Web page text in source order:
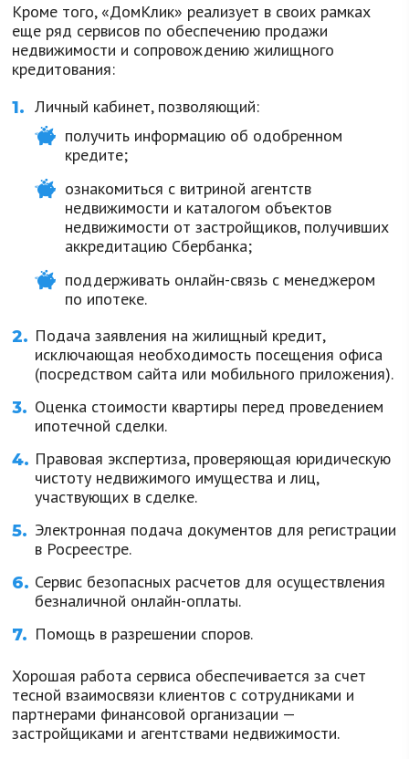
Кроме того, «ДомКлик» реализует в своих рамках
еще ряд сервисов по обеспечению продажи
недвижимости и сопровождению жилищного
кредитования:
Личный кабинет, позволяющий:
получить информацию об одобренном
кредите;
ознакомиться с витриной агентств
недвижимости и каталогом объектов
недвижимости от застройщиков, получивших
аккредитацию Сбербанка;
поддерживать онлайн-связь с менеджером
по ипотеке.
Подача заявления на жилищный кредит,
исключающая необходимость посещения офиса
(посредством сайта или мобильного приложения).
Оценка стоимости квартиры перед проведением
ипотечной сделки.
Правовая экспертиза, проверяющая юридическую
чистоту недвижимого имущества и лиц,
участвующих в сделке.
Электронная подача документов для регистрации
в Росреестре.
Сервис безопасных расчетов для осуществления
безналичной онлайн-оплаты.
Помощь в разрешении споров.
Хорошая работа сервиса обеспечивается за счет
тесной взаимосвязи клиентов с сотрудниками и
партнерами финансовой организации —
застройщиками и агентствами недвижимости.